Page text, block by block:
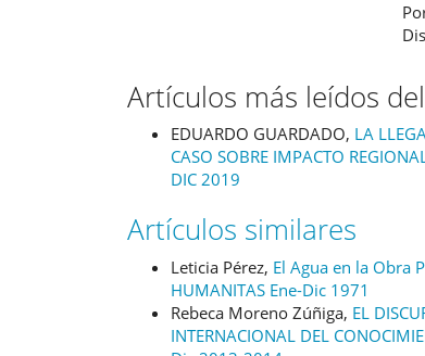
Artículos más leídos
EDUARDO GUARDADO, LA
CASO SOBRE IMPACTO
DIC 2019
Artículos similares
Leticia Pérez, El Agua en la Obra
HUMANITAS Ene-Dic 1971
Rebeca Moreno Zúñiga, EL
INTERNACIONAL DEL